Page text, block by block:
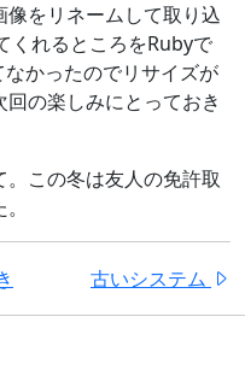
をリネームして取り込
れるところをRubyで
かったのでリサイズが
の楽しみにとっておき
この冬は友人の免許取
古いシステム